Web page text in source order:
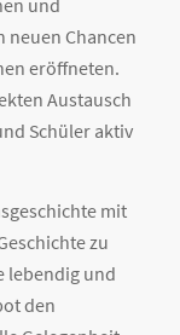
und
neuen Chancen
eröffneten.
Austausch
Schüler aktiv
mit
zu
lebendig und
den